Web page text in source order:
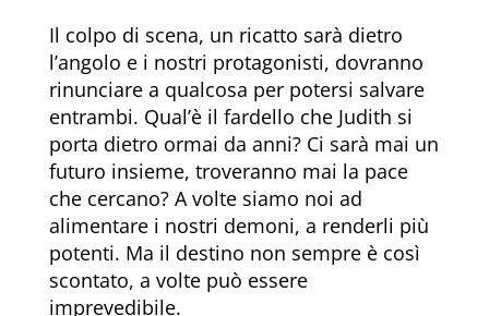
Il colpo di scena, un ricatto sarà dietro
l’angolo e i nostri protagonisti, dovranno
rinunciare a qualcosa per potersi salvare
entrambi. Qual’è il fardello che Judith si
porta dietro ormai da anni? Ci sarà mai un
futuro insieme, troveranno mai la pace
che cercano? A volte siamo noi ad
alimentare i nostri demoni, a renderli più
potenti. Ma il destino non sempre è così
scontato, a volte può essere
imprevedibile.